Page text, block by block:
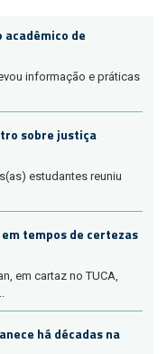
acadêmico de
informação e práticas
sobre justiça
estudantes reuniu
tempos de certezas
em cartaz no TUCA,
há décadas na